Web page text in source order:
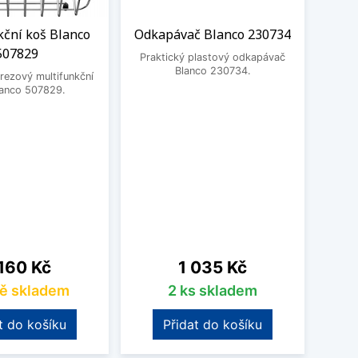
koš Blanco
multifunkční
507829.
Kč
skladem
do košíku
Odkapávač Blanco 230734
Praktický plastový odkapávač
Blanco 230734.
Cena
1 035 Kč
2 ks skladem
Přidat do košíku